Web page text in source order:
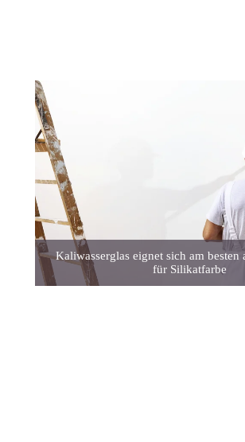
Kaliwasserglas eignet sich am besten
für Silikatfarbe